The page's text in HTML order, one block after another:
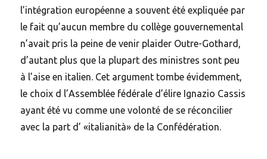
l’intégration européenne a souvent été expliquée par
le fait qu’aucun membre du collège gouvernemental
n’avait pris la peine de venir plaider Outre-Gothard,
d’autant plus que la plupart des ministres sont peu
à l’aise en italien. Cet argument tombe évidemment,
le choix d l’Assemblée fédérale d’élire Ignazio Cassis
ayant été vu comme une volonté de se réconcilier
avec la part d’ «italianità» de la Confédération.